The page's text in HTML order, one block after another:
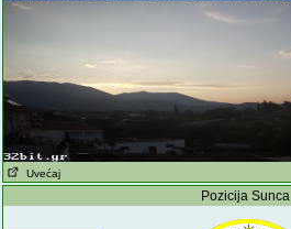
Uvećaj
Pozicija Sunca